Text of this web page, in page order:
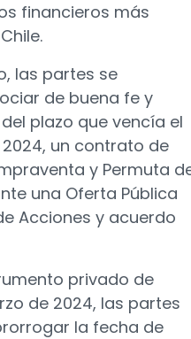
financieros más
las partes se
de buena fe y
plazo que vencía el
un contrato de
y Permuta
una Oferta Pública
Acciones y acuerdo
privado de
de 2024, las partes
la fecha de